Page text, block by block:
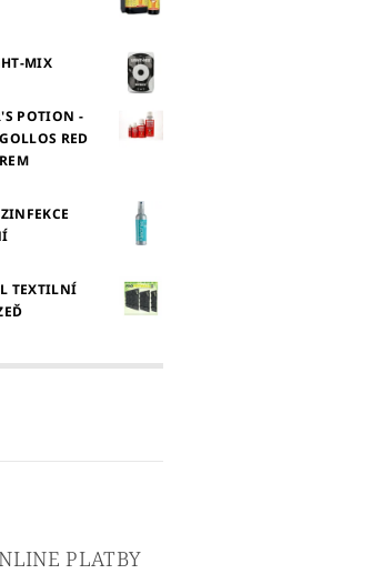
MIX
POTION -
RED
TEXTILNÍ
PLATBY